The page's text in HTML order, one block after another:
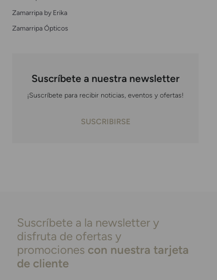
Zamarripa by Erika
Zamarripa Ópticos
Suscríbete a nuestra newsletter
¡Suscríbete para recibir noticias, eventos y ofertas!
SUSCRIBIRSE
Suscríbete a la newsletter y
disfruta de ofertas y
promociones con nuestra tarjeta
de cliente